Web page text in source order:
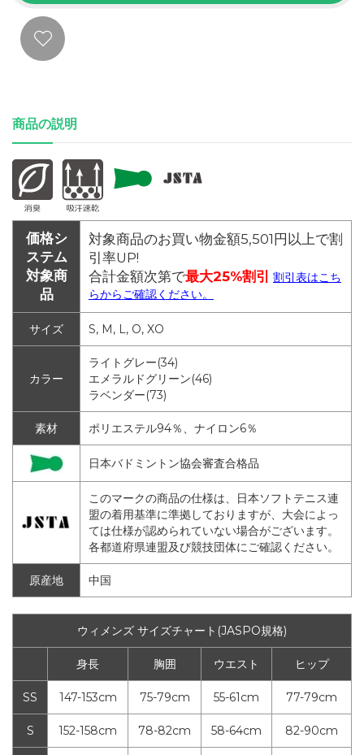
商品の説明
価格シ
ステム
対象商
品
対象商品のお買い物金額5,501円以上で割
引率UP!
合計金額次第で最大25%割引
割引表はこち
らからご確認ください。
サイズ S, M, L, O, XO
カラー
ライトグレー(34)
エメラルドグリーン(46)
ラベンダー(73)
素材 ポリエステル94％、ナイロン6％
日本バドミントン協会審査合格品
このマークの商品の仕様は、日本ソフトテニス連
盟の着用基準に準拠しておりますが、大会によっ
ては仕様が認められていない場合がございます。
各都道府県連盟及び競技団体にご確認ください。
原産地 中国
ウィメンズ サイズチャート(JASPO規格)
身長 胸囲 ウエスト ヒップ
SS 147-153cm 75-79cm 55-61cm 77-79cm
S 152-158cm 78-82cm 58-64cm 82-90cm